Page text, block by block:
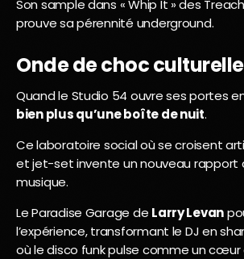
Son sample dans « Whip It » des
prouve sa pérennité underground.
Onde de choc culturelle
Quand le Studio 54 ouvre ses portes en
bien plus qu’une boîte de nuit.
Ce laboratoire social où se croisent
et jet-set invente un nouveau rapport
musique.
Le Paradise Garage de Larry Levan
l’expérience, transformant le DJ en
où le disco funk pulse comme un cœur